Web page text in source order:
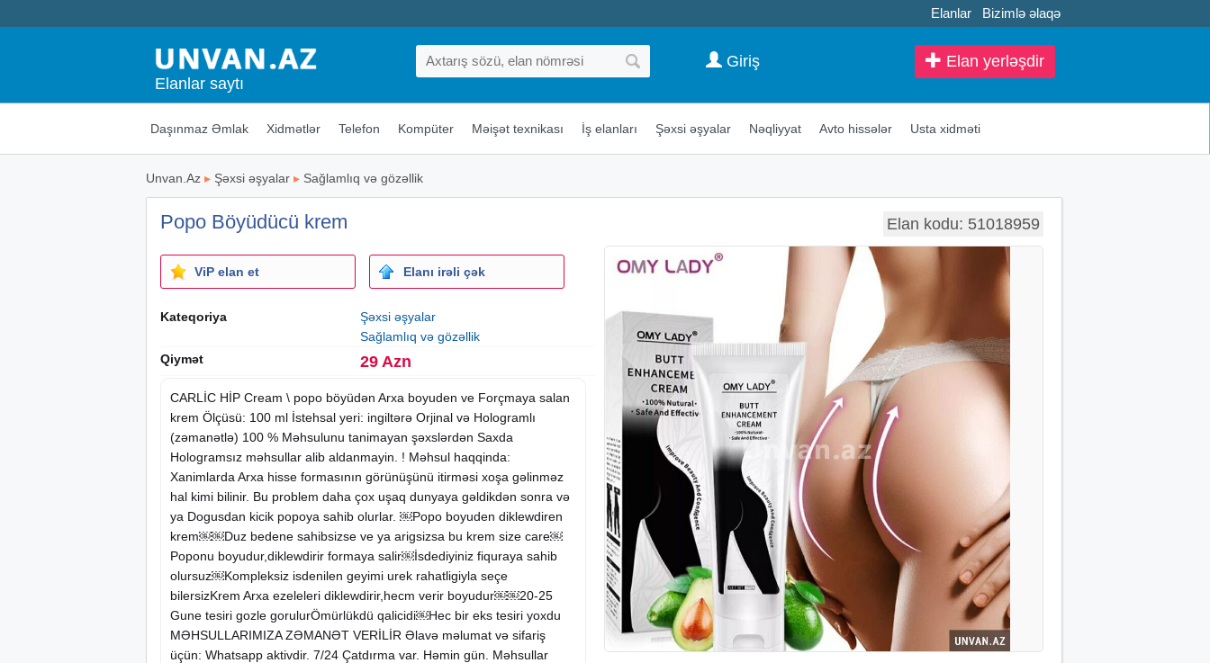
Elanlar Bizimlə əlaqə
Elanlar saytı
Elan yerləşdir
Giriş
Daşınmaz Əmlak Xidmətlər Telefon Kompüter Məişət texnikası İş elanları Şəxsi əşyalar Nəqliyyat Avto hissələr Usta xidməti
Unvan.Az ▸ Şəxsi əşyalar ▸ Sağlamlıq və gözəllik
Popo Böyüdücü krem Elan kodu: 51018959
ViP elan et Elanı irəli çək
Kateqoriya
Şəxsi əşyalar
Sağlamlıq və gözəllik
Qiymət
29 Azn
CARLİC HİP Cream \ popo böyüdən Arxa boyuden ve Forçmaya salan
krem Ölçüsü: 100 ml İstehsal yeri: ingiltərə Orjinal və Hologramlı
(zəmanətlə) 100 % Məhsulunu tanimayan şəxslərdən Saxda
Hologramsız məhsullar alib aldanmayin. ! Məhsul haqqinda:
Xanimlarda Arxa hisse formasının görünüşünü itirməsi xoşa gəlinməz
hal kimi bilinir. Bu problem daha çox uşaq dunyaya gəldikdən sonra və
ya Dogusdan kicik popoya sahib olurlar. ￼Popo boyuden diklewdiren
krem￼￼Duz bedene sahibsizse ve ya arigsizsa bu krem size care￼
Poponu boyudur,diklewdirir formaya salir￼İsdediyiniz fiquraya sahib
olursuz￼Kompleksiz isdenilen geyimi urek rahatligiyla seçe
bilersizKrem Arxa ezeleleri diklewdirir,hecm verir boyudur￼￼20-25
Gune tesiri gozle gorulurÖmürlükdü qalicidi￼Hec bir eks tesiri yoxdu
MƏHSULLARIMIZA ZƏMANƏT VERİLİR Əlavə məlumat və sifariş
üçün: Whatsapp aktivdir. 7/24 Çatdırma var. Həmin gün. Məhsullar